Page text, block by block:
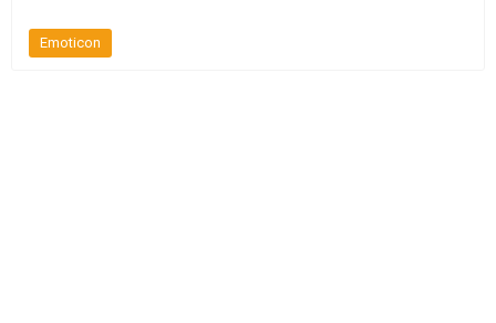
Emoticon